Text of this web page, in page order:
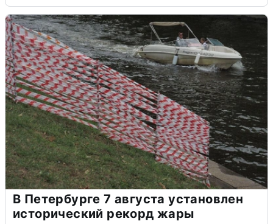
В Петербурге 7 августа установлен
исторический рекорд жары